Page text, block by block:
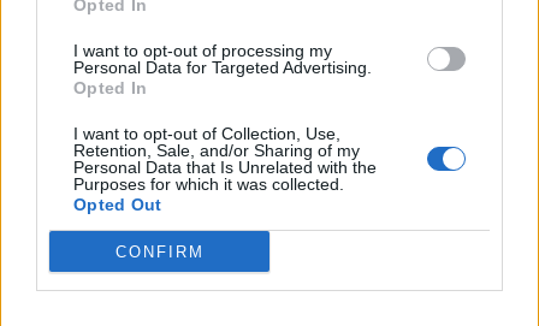
Opted In
I want to opt-out of processing my
Personal Data for Targeted Advertising.
Opted In
I want to opt-out of Collection, Use,
Retention, Sale, and/or Sharing of my
Personal Data that Is Unrelated with the
Purposes for which it was collected.
Opted Out
CONFIRM
ΡΟΗ ΕΙΔΗΣΕΩΝ